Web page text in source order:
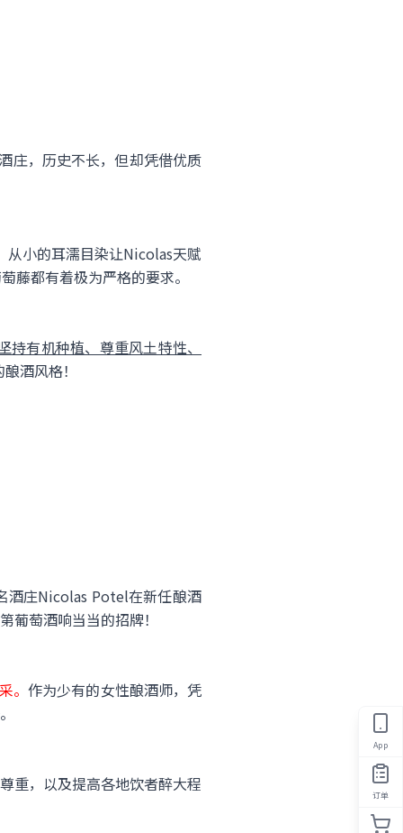
庄，历史不长，但却凭借优质
小的耳濡目染让Nicolas天赋
藤都有着极为严格的要求。
持有机种植、尊重风土特性、
酒风格！
酒庄Nicolas Potel在新任酿酒
萄酒响当当的招牌！
。作为少有的女性酿酒师，凭
重，以及提高各地饮者醉大程
App
订单